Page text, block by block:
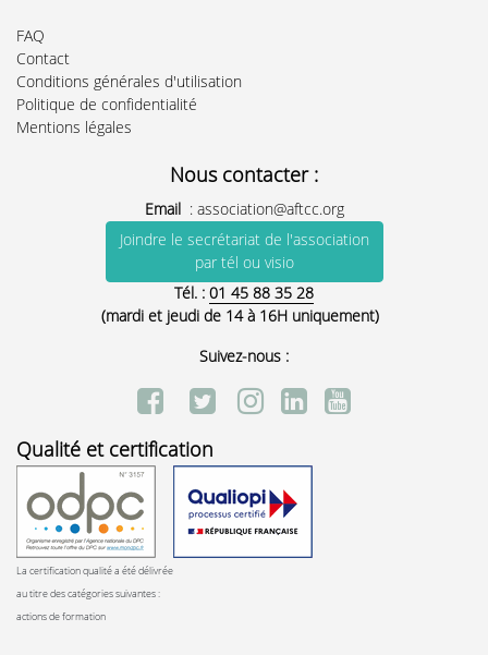
FAQ
Contact
Conditions générales d'utilisation
Politique de confidentialité
Mentions légales
Nous contacter :
Email : association@aftcc.org
Joindre le secrétariat de l'association
par tél ou visio
Tél. : 01 45 88 35 28
(mardi et jeudi de 14 à 16H uniquement)
Suivez-nous :
Qualité et certification
La certification qualité a été délivrée
au titre des catégories suivantes :
actions de formation